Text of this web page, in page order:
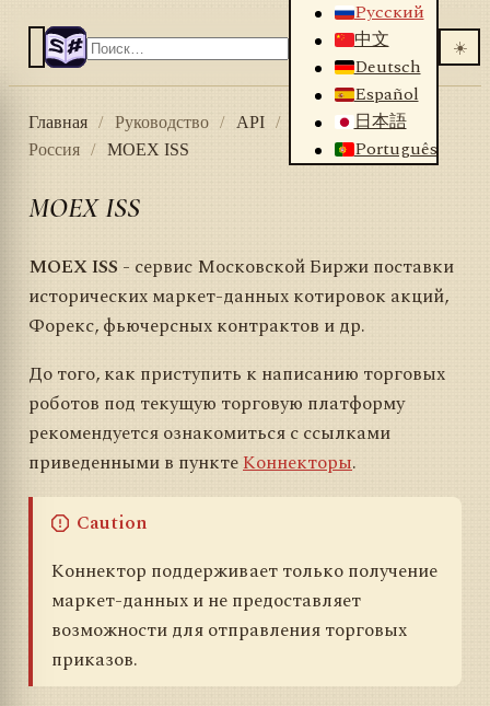
Русский
中文
Deutsch
Español
日本語
Português
☀️
Главная / Руководство / API / Коннекторы
/
Россия
/ MOEX ISS
MOEX ISS
MOEX ISS - сервис Московской Биржи поставки
исторических маркет-данных котировок акций,
Форекс, фьючерсных контрактов и др.
До того, как приступить к написанию торговых
роботов под текущую торговую платформу
рекомендуется ознакомиться с ссылками
приведенными в пунктеКоннекторы.
Caution
Коннектор поддерживает только получение
маркет-данных и не предоставляет
возможности для отправления торговых
приказов.